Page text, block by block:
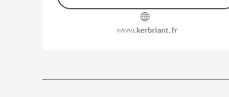
www.kerbriant.fr